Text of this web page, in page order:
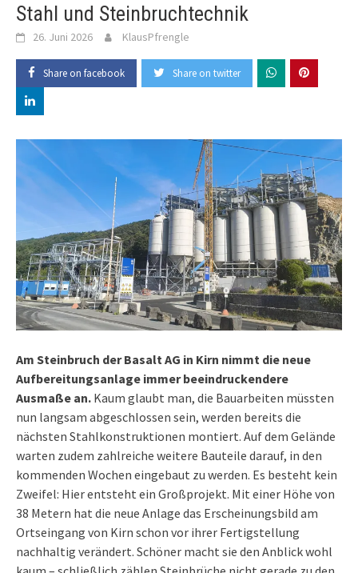
Stahl und Steinbruchtechnik
26. Juni 2026 KlausPfrengle
Share on facebook Share on twitter
Am Steinbruch der Basalt AG in Kirn nimmt die neue
Aufbereitungsanlage immer beeindruckendere
Ausmaße an. Kaum glaubt man, die Bauarbeiten müssten
nun langsam abgeschlossen sein, werden bereits die
nächsten Stahlkonstruktionen montiert. Auf dem Gelände
warten zudem zahlreiche weitere Bauteile darauf, in den
kommenden Wochen eingebaut zu werden. Es besteht kein
Zweifel: Hier entsteht ein Großprojekt. Mit einer Höhe von
38 Metern hat die neue Anlage das Erscheinungsbild am
Ortseingang von Kirn schon vor ihrer Fertigstellung
nachhaltig verändert. Schöner macht sie den Anblick wohl